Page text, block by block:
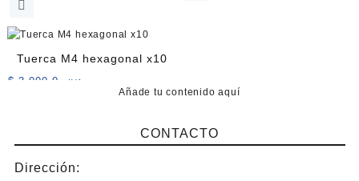
producto
Tuerca M4 hexagonal x10
$ 3.000,0 +IVA
Añade tu contenido aquí
CONTACTO
Dirección: